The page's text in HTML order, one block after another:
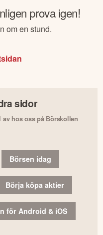
prova igen!
om en stund.
sidor
av hos oss på Börskollen
Börsen idag
Börja köpa aktier
för Android & iOS